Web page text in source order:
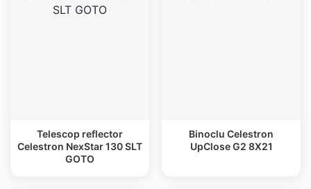
Telescop reflector
Celestron NexStar 130 SLT
GOTO
Binoclu Celestron
UpClose G2 8X21